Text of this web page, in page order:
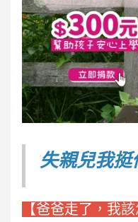
失親兒我挺
【爸爸走了，我